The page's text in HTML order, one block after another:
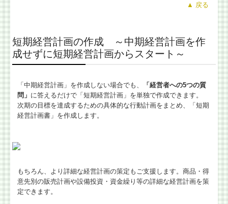
▲ 戻る
短期経営計画の作成 ～中期経営計画を作
成せずに短期経営計画からスタート～
「中期経営計画」を作成しない場合でも、
「経営者への5つの質
問」 に答えるだけで「短期経営計画」を単独で作成できます。
次期の目標を達成するための具体的な行動計画をまとめ、「短期
経営計画書」を作成します。
もちろん、より詳細な経営計画の策定もご支援します。商品・得
意先別の販売計画や設備投資・資金繰り等の詳細な経営計画を策
定できます。